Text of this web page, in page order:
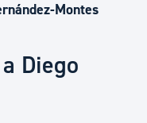
Montes
Diego